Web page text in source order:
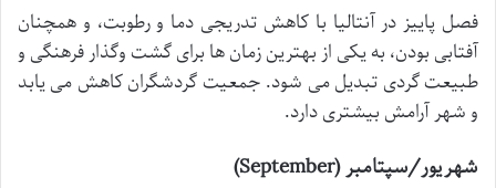
فصل پاییز در آنتالیا با کاهش تدریجی دما و رطوبت، و همچنان
آفتابی بودن، به یکی از بهترین زمان ها برای گشت وگذار فرهنگی و
طبیعت گردی تبدیل می شود. جمعیت گردشگران کاهش می یابد
و شهر آرامش بیشتری دارد.
شهریور/سپتامبر (September)